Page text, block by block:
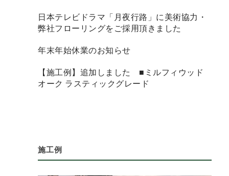
日本テレビドラマ「月夜行路」に美術協力・
弊社フローリングをご採用頂きました
年末年始休業のお知らせ
【施工例】追加しました ■ミルフィウッド
オーク ラスティックグレード
施工例